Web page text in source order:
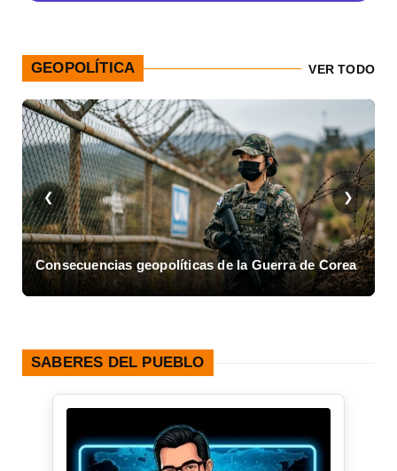
GEOPOLÍTICA VER TODO
❮
Consecuencias geopolíticas de la Guerra de Corea
❯
SABERES DEL PUEBLO